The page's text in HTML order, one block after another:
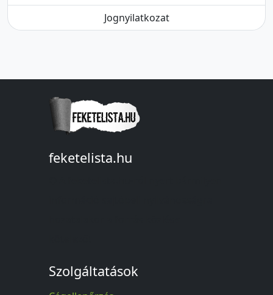
Jognyilatkozat
feketelista.hu
Szolgáltatások